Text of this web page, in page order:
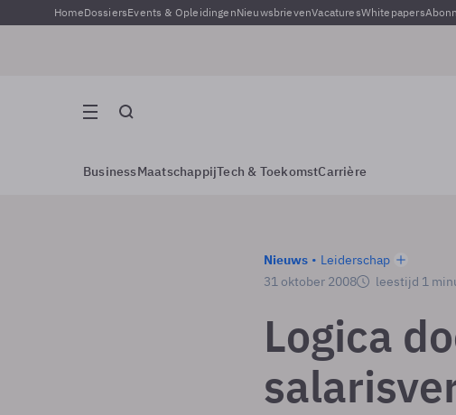
HomeDossiersEvents & OpleidingenNieuwsbrievenVacaturesWhitepapers
BusinessMaatschappijTech & ToekomstCarrière
Nieuws
Leiderschap
31 oktober 2008
leestijd 1
Logica